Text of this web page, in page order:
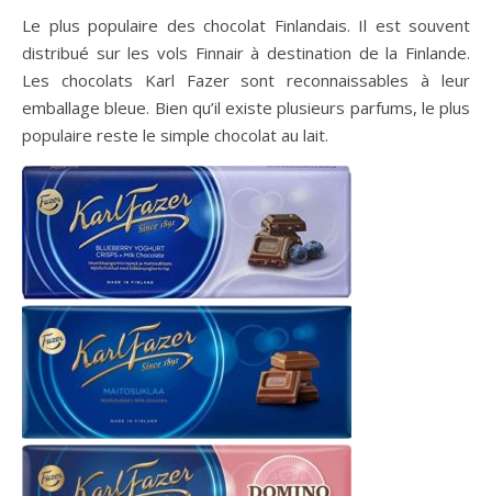
Le plus populaire des chocolat Finlandais. Il est souvent
distribué sur les vols Finnair à destination de la Finlande.
Les chocolats Karl Fazer sont reconnaissables à leur
emballage bleue. Bien qu’il existe plusieurs parfums, le plus
populaire reste le simple chocolat au lait.